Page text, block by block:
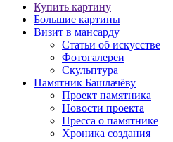
Купить картину
Большие картины
Визит в мансарду
Статьи об искусстве
Фотогалереи
Скульптура
Памятник Башлачёву
Проект памятника
Новости проекта
Пресса о памятнике
Хроника создания